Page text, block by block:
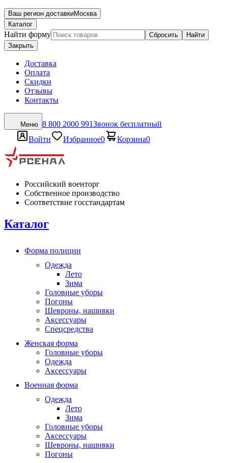
Ваш регион доставкиМосква
Каталог
Найти форму Сбросить
Найти
Закрыть
Доставка
Оплата
Скидки
Отзывы
Контакты
Меню 8 800 2000 991Звонок бесплатный
Войти
Избранное0 Корзина0
Российский военторг
Собственное производство
Соответствие госстандартам
Каталог
Форма полиции
Одежда
Лето
Зима
Головные уборы
Погоны
Шевроны, нашивки
Аксессуары
Спецсредства
Женская форма
Головные уборы
Одежда
Аксессуары
Военная форма
Одежда
Лето
Зима
Головные уборы
Аксессуары
Шевроны, нашивки
Погоны